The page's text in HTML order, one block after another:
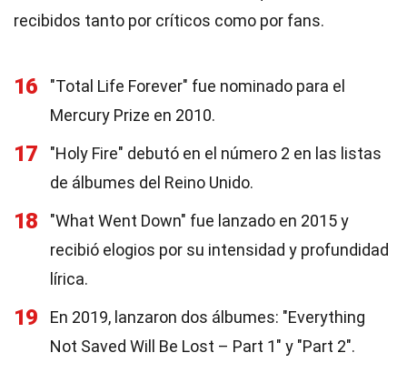
recibidos tanto por críticos como por fans.
16
"Total Life Forever" fue nominado para el
Mercury Prize en 2010.
17
"Holy Fire" debutó en el número 2 en las listas
de álbumes del Reino Unido.
18
"What Went Down" fue lanzado en 2015 y
recibió elogios por su intensidad y profundidad
lírica.
19
En 2019, lanzaron dos álbumes: "Everything
Not Saved Will Be Lost – Part 1" y "Part 2".